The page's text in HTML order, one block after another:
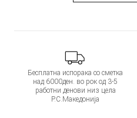
Бесплатна испорака со сметка
над 6000ден. во рок од 3-5
работни денови низ цела
Р.С.Македонија